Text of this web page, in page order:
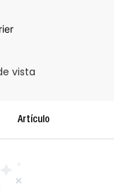
vista
Artículo